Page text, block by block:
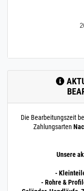
Die Bearbeitungszeit
Zahlungsarten
Unsere
-
- Rohre &